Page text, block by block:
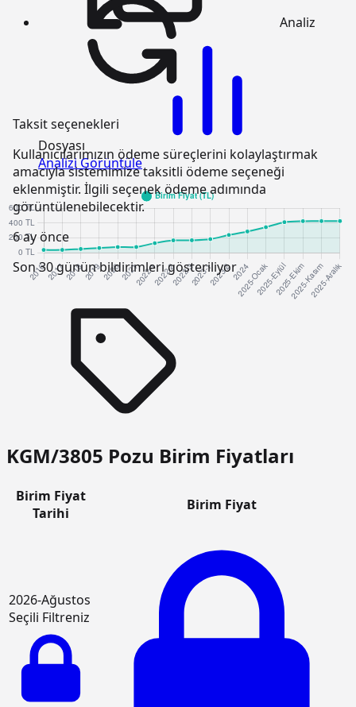
Taksit seçenekleri
Kullanıcılarımızın ödeme süreçlerini kolaylaştırmak
amacıyla sistemimize taksitli ödeme seçeneği
eklenmiştir. İlgili seçenek ödeme adımında
görüntülenebilecektir.
6 ay önce
Son 30 günün bildirimleri gösteriliyor
Analiz
Dosyası
Analizi Görüntüle
KGM/3805 Pozu Birim Fiyatları
Birim Fiyat
Tarihi
Birim Fiyat
2026-Ağustos
Seçili Filtreniz